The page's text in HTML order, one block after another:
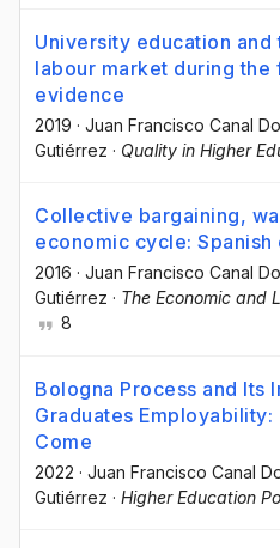
University education and
labour market during the
evidence
2019 · Juan Francisco Canal
Gutiérrez · Quality in Higher
Collective bargaining,
economic cycle: Spanish
2016 · Juan Francisco Canal
Gutiérrez · The Economic and
8
Bologna Process and Its
Graduates Employability:
Come
2022 · Juan Francisco Canal
Gutiérrez · Higher Education